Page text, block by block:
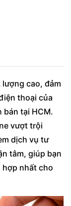
lượng cao, đảm
thoại của
bán tại HCM.
vượt trội
dịch vụ tư
tâm, giúp bạn
hợp nhất cho